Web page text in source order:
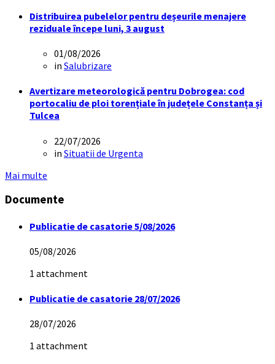
Distribuirea pubelelor pentru deșeurile menajere
reziduale începe luni, 3 august
01/08/2026
in Salubrizare
Avertizare meteorologică pentru Dobrogea: cod
portocaliu de ploi torențiale în județele Constanța și
Tulcea
22/07/2026
in Situatii de Urgenta
Mai multe
Documente
Publicatie de casatorie 5/08/2026
05/08/2026
1 attachment
Publicatie de casatorie 28/07/2026
28/07/2026
1 attachment